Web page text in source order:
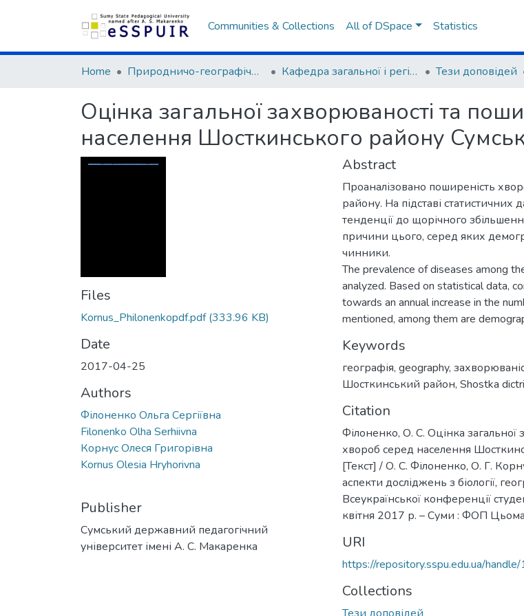
Communities & Collections All of DSpace Statistics
Home Природничо-географічний факультет Кафедра загальної і регіональної географії Тези доповідей
Оцінка загальної захворюваності та
населення Шосткинського району
Files
Kornus_Philonenkopdf.pdf(333.96 KB)
Date
2017-04-25
Authors
Філоненко Ольга Сергіївна
Filonenko Olha Serhiivna
Корнус Олеся Григорівна
Kornus Olesia Hryhorivna
Publisher
Сумський державний педагогічний
університет імені А. С. Макаренка
Abstract
Проаналізовано поширеність
району. На підставі
тенденції до щорічного
причини цього, серед яких
чинники.
The prevalence of diseases among
analyzed. Based on statistical data,
towards an annual increase in the
mentioned, among them are
Keywords
географія, geography,
Шосткинський район, Shostka
Citation
Філоненко, О. С. Оцінка загальної
хвороб серед населення
[Текст] / О. С. Філоненко, О. Г.
аспекти досліджень з біології,
Всеукраїнської конференції
квітня 2017 р. – Суми : ФОП
URI
https://repository.sspu.edu.ua/
Collections